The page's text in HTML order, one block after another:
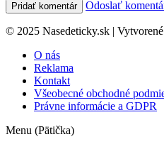
Odoslať
© 2025 Nasedeticky.sk |
O nás
Reklama
Kontakt
Všeobecné obchodné
Právne informácie a GDPR
Menu (Pätička)